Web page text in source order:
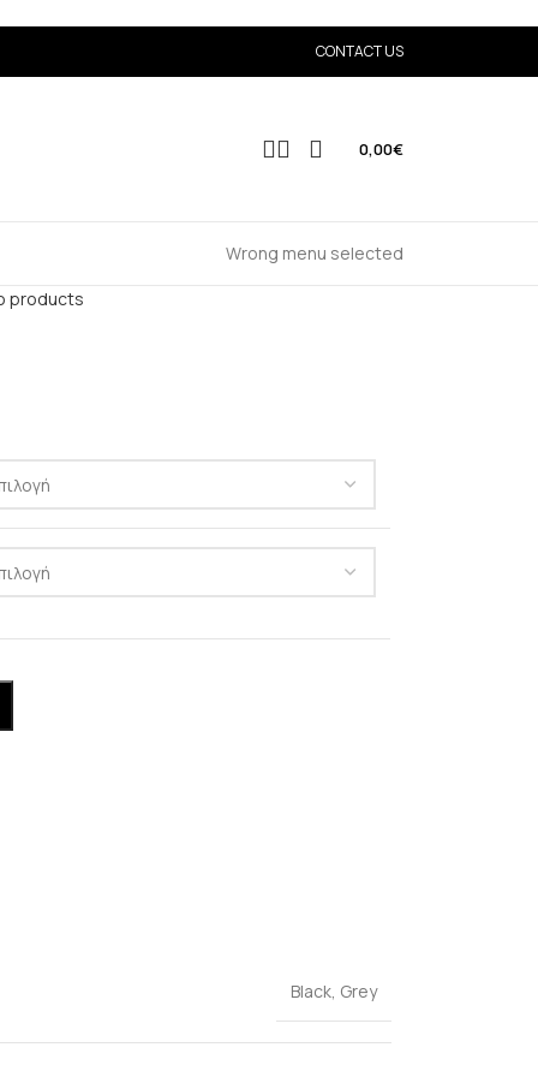
CONTACT US
0,00€
Wrong menu selected
products
Black, Grey